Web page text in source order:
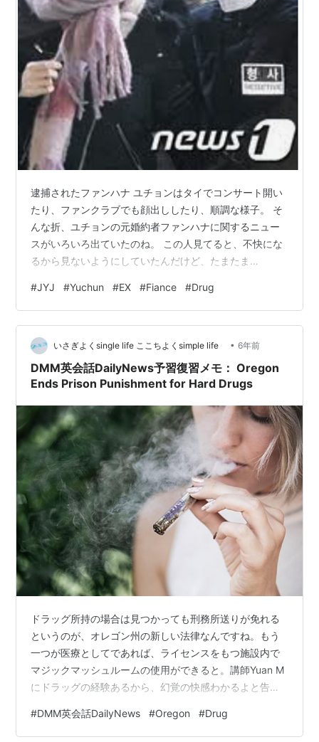
逮捕されたファンハナ ユチョンはタイでコンサート開い
たり、ファンクラブでも顔出ししたり、順調な様子。 そ
んな折、ユチョンの元婚約者ファンハナに関するニュー
スがいろいろ出ていたのね。 この人見てると、不快にな
るから見ないようにしていたんだけど、たまたま
を書いています。 まずファンハナは結婚したのね。また
麻薬絡みの騒動があったらしい。で、大きいのは、この
結婚相手が自殺したということ！ なんと！ ついに死人が
出たか！ 麻薬に関して、自分がファン・ハナの寝ている
間に彼女に麻薬を打ったと、警察で自白をした。 しかし
その後、再び警察を訪れ、ファンハナ…
#JYJ #Yuchun #EX #Fiance #Drug
いさぎよくsingle life ここちよくsimple life • 6年前
DMM英会話DailyNews予習復習メモ： Oregon
Ends Prison Punishment for Hard Drugs
ドラッグ所持の場合は見つかっても刑務所送りが免れる
というのが、オレゴン州の新しい法律なんですね。もう
一つが医療としてであれば、ライセンスをもつ施設内で
マジックマッシュルームの使用ができると。講師Yuan M
にドラッグの経験あるから、幻覚の快感わかるよと告げ
(^_-) 2020/11/24 total time 51000minutes level 8 Photo
by Grav on Unsplash Oregon Ends Prison Punishment
#DMM英会話DailyNews #Oregon #Drug